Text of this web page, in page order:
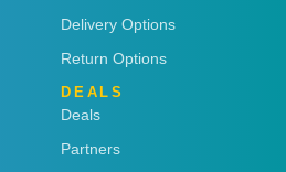
Delivery Options
Return Options
DEALS
Deals
Partners